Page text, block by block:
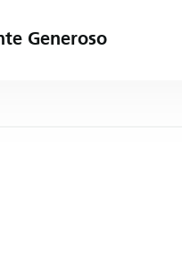
Generoso